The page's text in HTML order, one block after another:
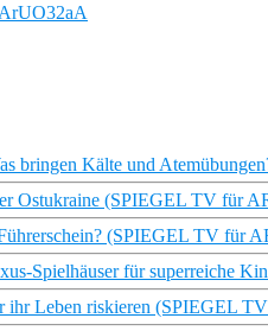
bringen Kälte und
Ostukraine (SPIEGEL TV für
(SPIEGEL TV für
Spielhäuser für superreiche
ihr Leben riskieren (SPIEGEL